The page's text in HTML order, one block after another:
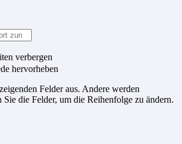
verbergen
hervorheben
Felder aus. Andere werden
Sie die Felder, um die Reihenfolge zu ändern.